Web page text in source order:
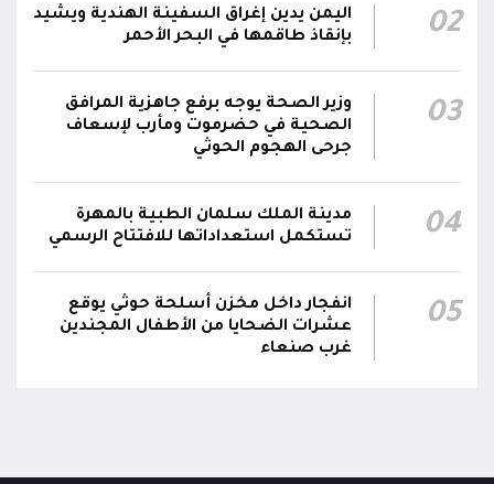
18:25
سفينة نفطية قبالة محطة كهرباء المخا باستخدام
زورق مفخخ
18:13
المقاومة الوطنية تدمر زورقاً حوثياً مفخخاً حاول
استهداف سفينة نفطية بالقرب من محطة
الكهرباء بالمخا
02
اليمن يدين إغراق السفينة الهندية ويشيد
بإنقاذ طاقمها في البحر الأحمر
03
وزير الصحة يوجه برفع جاهزية المرافق
الصحية في حضرموت ومأرب لإسعاف
جرحى الهجوم الحوثي
04
مدينة الملك سلمان الطبية بالمهرة
تستكمل استعداداتها للافتتاح الرسمي
05
انفجار داخل مخزن أسلحة حوثي يوقع
عشرات الضحايا من الأطفال المجندين
غرب صنعاء